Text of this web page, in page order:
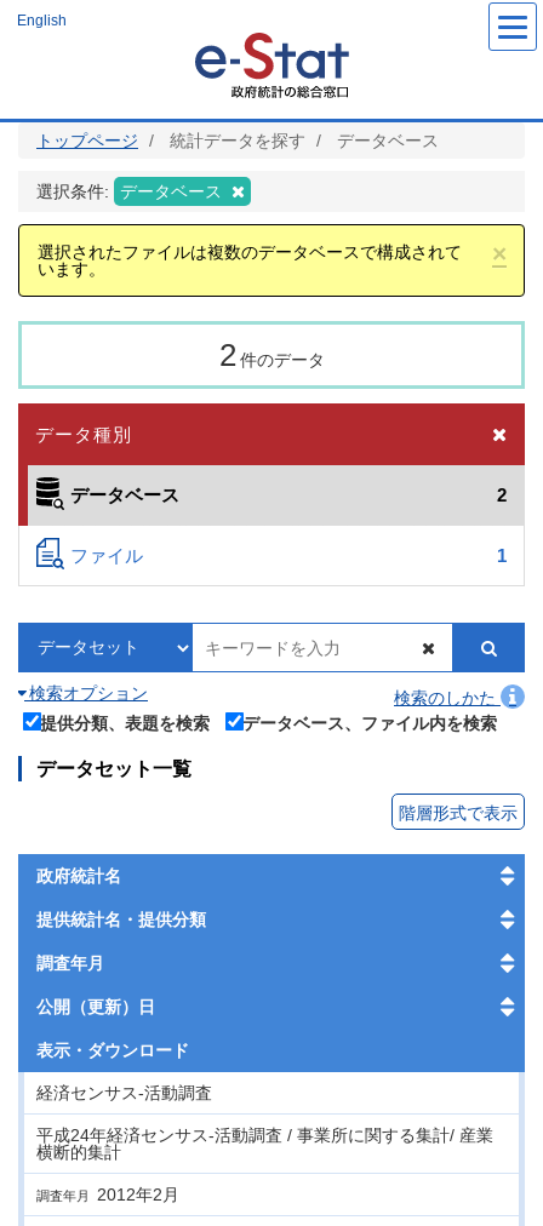
ツ
English
トップページ 統計データを探す データベース
選択条件: データベース
×
選択されたファイルは複数のデータベースで構成されて
います。
2 件のデータ
データ種別
データベース 2
ファイル 1
検索オプション
検索のしかた
提供分類、表題を検索
データベース、ファイル内を検索
データセット一覧
階層形式で表示
政府統計名
提供統計名・提供分類
調査年月
公開（更新）日
表示・ ダウンロード
経済センサス‐活動調査
平成24年経済センサス‐活動調査 / 事業所に関する集計/ 産業
横断的集計
調査年月 2012年2月